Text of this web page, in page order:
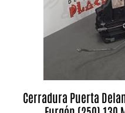
Cerradura Puerta